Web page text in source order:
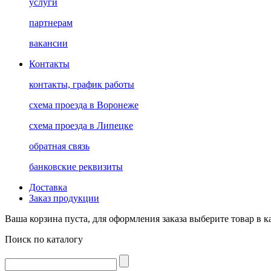
услуги
партнерам
вакансии
Контакты
контакты, график работы
схема проезда в Воронеже
схема проезда в Липецке
обратная связь
банковские реквизиты
Доставка
Заказ продукции
Ваша корзина пуста, для оформления заказа выберите товар в
Поиск по каталогу